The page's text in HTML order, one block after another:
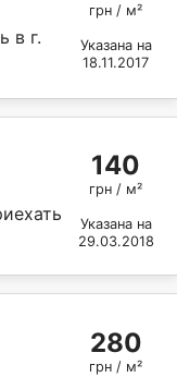
в г.
грн / м²
Указана на
18.11.2017
140
грн / м²
Указана на
29.03.2018
280
грн / м²